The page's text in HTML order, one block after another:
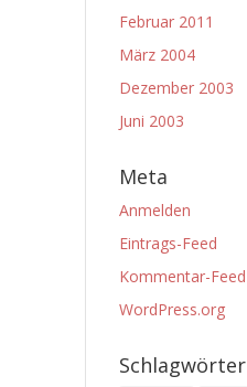
Februar 2011
März 2004
Dezember 2003
Juni 2003
Meta
Anmelden
Eintrags-Feed
Kommentar-Feed
WordPress.org
Schlagwörter